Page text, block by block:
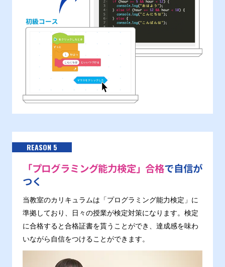
REASON 5
「プログラミング能力検定」合格で自信が
つく
当教室のカリキュラムは「プログラミング能力検定」に
準拠しており、日々の授業が検定対策になります。検定
に合格すると合格証書を貰うことができ、達成感を味わ
いながら自信をつけることができます。